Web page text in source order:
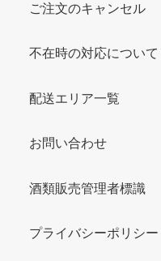
ご注文のキャンセル
不在時の対応について
配送エリア一覧
お問い合わせ
酒類販売管理者標識
プライバシーポリシー